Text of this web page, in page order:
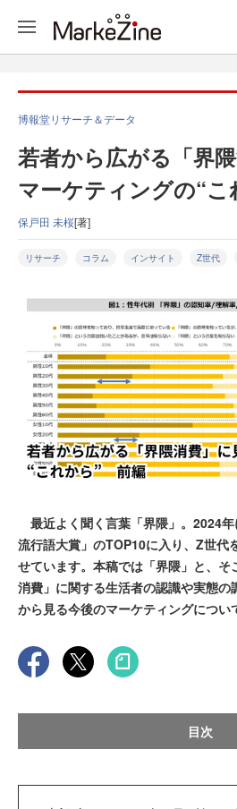
博報堂リサーチ＆データ
若者から広がる「界
マーケティングの“
保戸田 未桜[著]
リサーチ コラム インサイト Z世代
最近よく聞く言葉「界隈」。2024年
流行語大賞」のTOP10に入り、Z世代
せています。本稿では「界隈」と、
消費」に関する生活者の認識や実態の
から見る今後のマーケティングについ
目次